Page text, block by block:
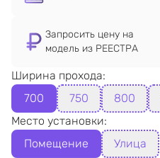
Запросить цену на
модель из РЕЕСТРА
Ширина прохода:
700
750 800
Место установки:
Помещение
Улица